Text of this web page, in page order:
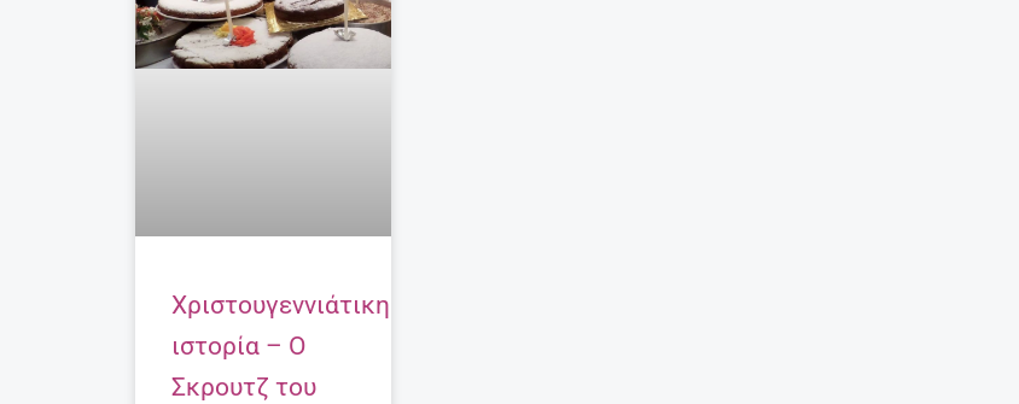
Xριστουγεννιάτικη
ιστορία – Ο
Σκρουτζ του